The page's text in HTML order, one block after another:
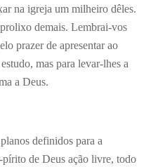
na igreja um milheiro dêles.
demais. Lembrai-vos
prazer de apresentar ao
mas para levar-lhes a
a Deus.
definidos para a
de Deus ação livre, todo